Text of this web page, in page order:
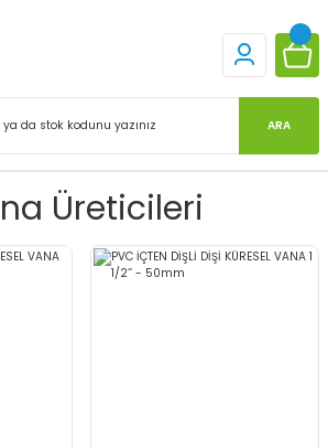
ARA
Üreticileri